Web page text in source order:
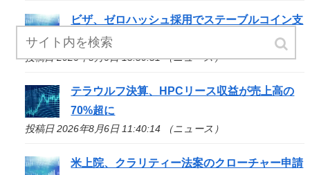
ビザ、ゼロハッシュ採用でステーブルコイン支
払い対応へ
投稿日 2026年8月6日 13:50:51 （ニュース）
テラウルフ決算、HPCリース収益が売上高の
70%超に
投稿日 2026年8月6日 11:40:14 （ニュース）
米上院、クラリティー法案のクローチャー申請